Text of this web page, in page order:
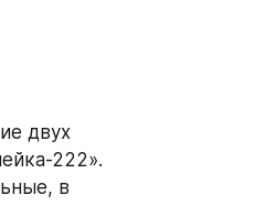
двух
222».
в